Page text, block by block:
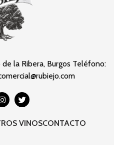
la Ribera, Burgos Teléfono:
VINOSCONTACTO